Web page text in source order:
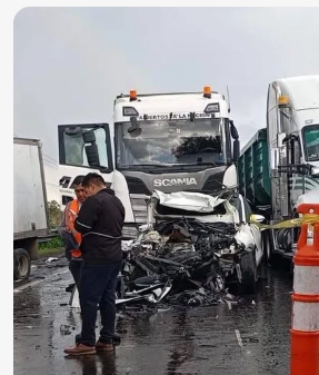
Internacional
Opinión
Deportes
Cultura
Turismo
Ecología
Movilidad